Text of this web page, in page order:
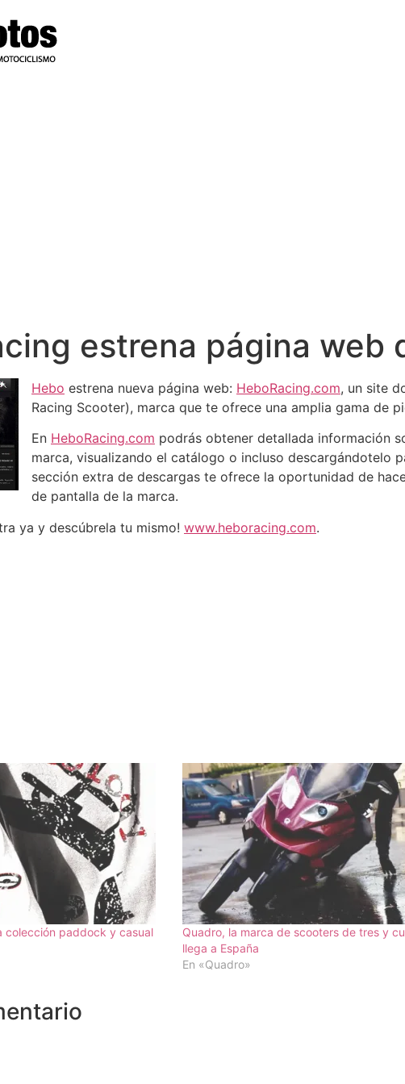
estrena página web
Hebo estrena nueva página web: HeboRacing.com, un site
Racing Scooter), marca que te ofrece una amplia gama de
En HeboRacing.com podrás obtener detallada información
marca, visualizando el catálogo o incluso descargándotelo
sección extra de descargas te ofrece la oportunidad de
de pantalla de la marca.
ya y descúbrela tu mismo! www.heboracing.com.
colección paddock y casual
Quadro, la marca de scooters de tres y
llega a España
En «Quadro»